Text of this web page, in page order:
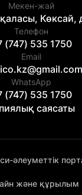
Мекен-жай
Көксай,
Телефон
(747) 535 1750
Email
WhatsApp
(747) 535 1750
саясаты
әлеуметтік
және құрылым